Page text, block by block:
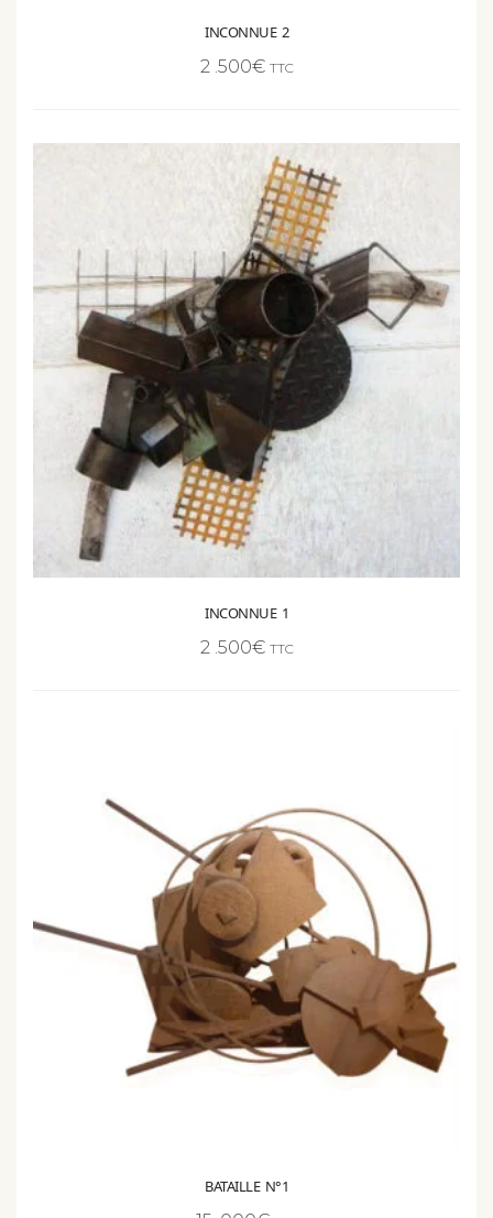
INCONNUE 2
2 .500€ TTC
INCONNUE 1
2 .500€ TTC
BATAILLE N°1